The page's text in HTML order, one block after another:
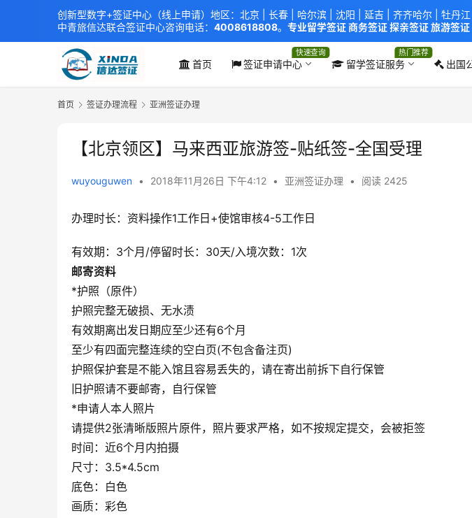
首页 签证申请中心
快速查询
留学签证服务
热门推荐
出国
首页 签证办理流程 亚洲签证办理
【北京领区】马来西亚旅游签-贴纸签-全国受理
wuyouguwen • 2018年11月26日 下午4:12 • 亚洲签证办理 • 阅读 2425
办理时长：资料操作1工作日+使馆审核4-5工作日
有效期：3个月/停留时长：30天/入境次数：1次
邮寄资料
*护照（原件）
护照完整无破损、无水渍
有效期离出发日期应至少还有6个月
至少有四面完整连续的空白页(不包含备注页)
护照保护套是不能入馆且容易丢失的，请在寄出前拆下自行保管
旧护照请不要邮寄，自行保管
*申请人本人照片
请提供2张清晰版照片原件，照片要求严格，如不按规定提交，会被拒签
时间：近6个月内拍摄
尺寸：3.5*4.5cm
底色：白色
画质：彩色
创新型数字+签证中心（线上申请）地区：北京 | 长春 哈尔滨 沈阳 延吉 | 齐齐哈尔 | 牡丹江
中青旅信达联合签证中心咨询电话： 4008618808。 专业留学签证 商务签证 探亲签证 旅游签
xindavisa01 免责声明：本站非政府网站，不隶属于大使馆！提供服务机构：信达出入境服务
外交部认证 单（双认证），海牙认证。